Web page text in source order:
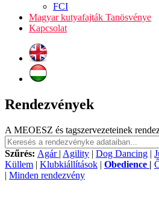
FCI
Magyar kutyafajták Tanösvénye
Kapcsolat
Rendezvények
A MEOESZ és tagszervezeteinek
Szűrés: Agár | Agility | Dog Dancing |
Küllem | Klubkiállítások | Obedience |
| Minden rendezvény